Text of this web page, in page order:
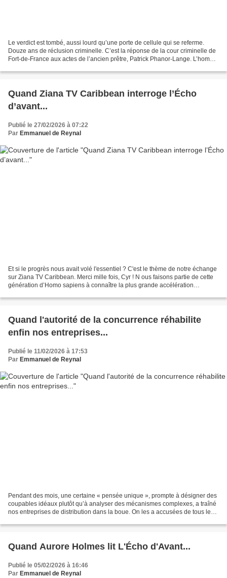
Le verdict est tombé, aussi lourd qu’une porte de cellule qui se referme.
Douze ans de réclusion criminelle. C’est la réponse de la cour criminelle de
Fort-de-France aux actes de l’ancien prêtre, Patrick Phanor-Lange. L’homme
Quand Ziana TV Caribbean interroge l’Écho
d’avant...
Publié le 27/02/2026 à 07:22
Par Emmanuel de Reynal
Et si le progrès nous avait volé l'essentiel ? C'est le thème de notre échange
sur Ziana TV Caribbean. Merci mille fois, Cyr ! N ous faisons partie de cette
génération d’Homo sapiens à connaître la plus grande accélération
Quand l'autorité de la concurrence réhabilite
enfin nos entreprises...
Publié le 11/02/2026 à 17:53
Par Emmanuel de Reynal
Pendant des mois, une certaine « pensée unique », prompte à désigner des
coupables idéaux plutôt qu’à analyser des mécanismes complexes, a traîné
nos entreprises de distribution dans la boue. On les a accusées de tous les
Quand Aurore Holmes lit L'Écho d'Avant...
Publié le 05/02/2026 à 16:46
Par Emmanuel de Reynal